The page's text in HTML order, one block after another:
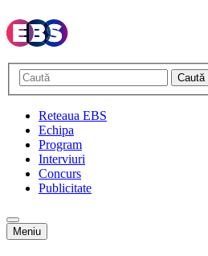
Caută
Reteaua EBS
Echipa
Program
Interviuri
Concurs
Publicitate
Meniu